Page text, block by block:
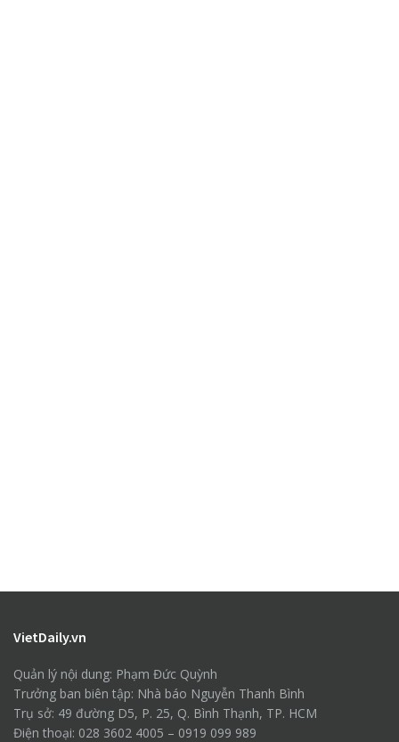
VietDaily.vn
Quản lý nội dung: Phạm Đức Quỳnh
Trưởng ban biên tập: Nhà báo Nguyễn Thanh Bình
Trụ sở: 49 đường D5, P. 25, Q. Bình Thạnh, TP. HCM
Điện thoại: 028 3602 4005 – 0919 099 989